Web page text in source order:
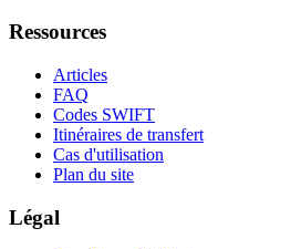
Ressources
Articles
FAQ
Codes SWIFT
Itinéraires de transfert
Cas d'utilisation
Plan du site
Légal